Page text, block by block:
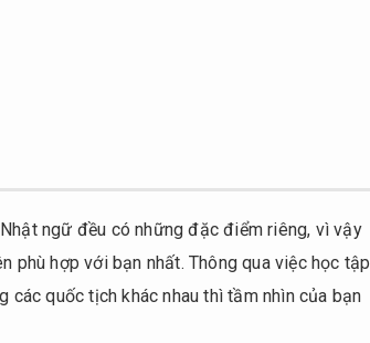
ngữ đều có những đặc điểm riêng, vì vậy
phù hợp với bạn nhất. Thông qua việc học tập
quốc tịch khác nhau thì tầm nhìn của bạn